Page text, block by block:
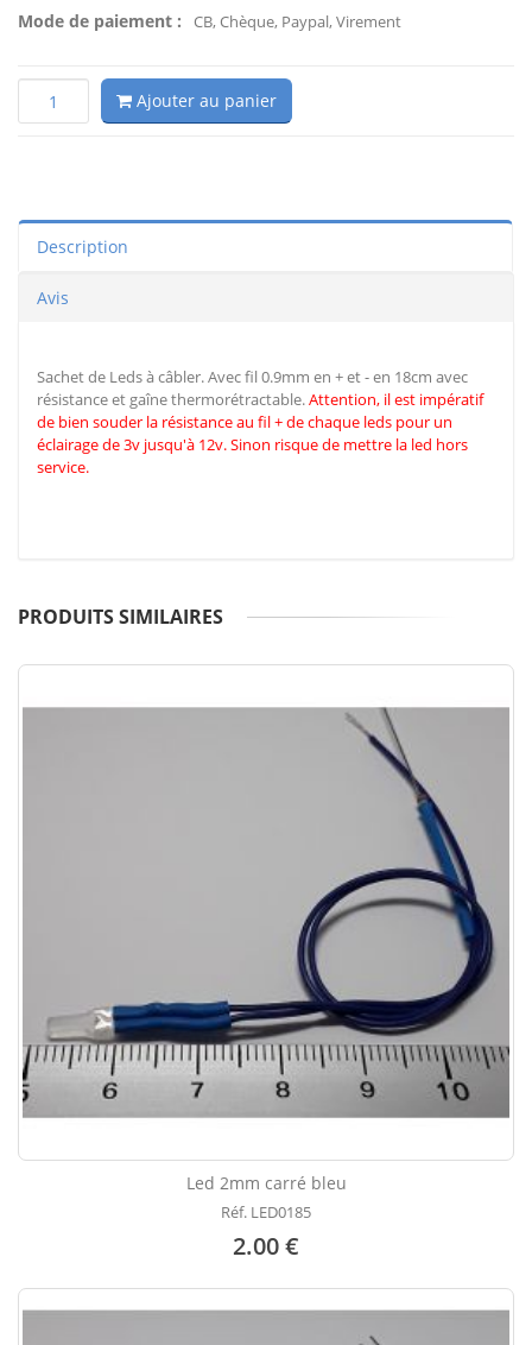
Mode de paiement : CB, Chèque, Paypal, Virement
Ajouter au panier
Description
Avis
Sachet de Leds à câbler. Avec fil 0.9mm en + et - en 18cm avec
résistance et gaîne thermorétractable.Attention, il est impératif
de bien souder la résistance au fil + de chaque leds pour un
éclairage de 3v jusqu'à 12v. Sinon risque de mettre la led hors
service.
PRODUITS SIMILAIRES
Led 2mm carré bleu
Réf. LED0185
2.00 €